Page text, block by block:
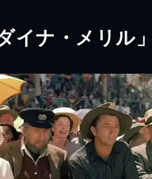
ダイナ・メリル